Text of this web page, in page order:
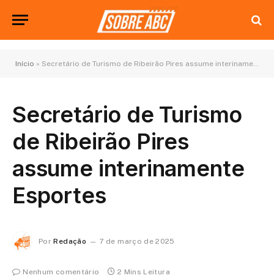
Início » Secretário de Turismo de Ribeirão Pires assume interinamente Esportes
Secretário de Turismo
de Ribeirão Pires
assume interinamente
Esportes
Por Redação 7 de março de 2025
Nenhum comentário 2 Mins Leitura